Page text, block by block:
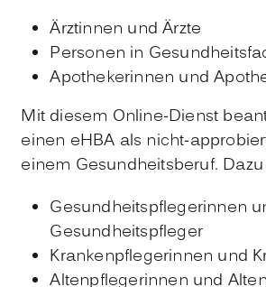
Ärztinnen und Ärzte
Personen in
Apothekerinnen und
Mit diesem Online-Dienst
einen eHBA als nicht-
einem Gesundheitsberuf.
Gesundheitspflegerinnen
Gesundheitspfleger
Krankenpflegerinnen und
Altenpflegerinnen und